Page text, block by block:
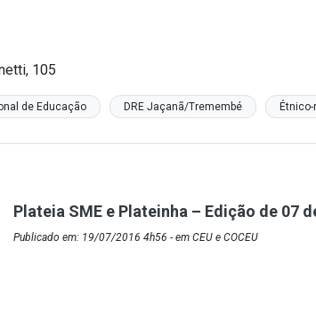
105
de Educação DRE Jaçanã/Tremembé Étnico-
Plateia SME e Plateinha – Edição de 07
Publicado em: 19/07/2016 4h56 - em CEU e COCEU